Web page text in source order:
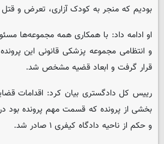
بودیم کە منجر به کودک آزاری، تعرض و
او ادامە داد: با همکاری همه مجموعه‌ها
و انتظامی مجموعه پزشکی قانونی این
قرار گرفت و ابعاد قضیه مشخص شد.
رییس کل دادگستری بیان کرد: اقدامات
بخشی از پرونده که قسمت مهم پرونده بود
و حکم از ناحیه دادگاه کیفری ۱ صادر شد.